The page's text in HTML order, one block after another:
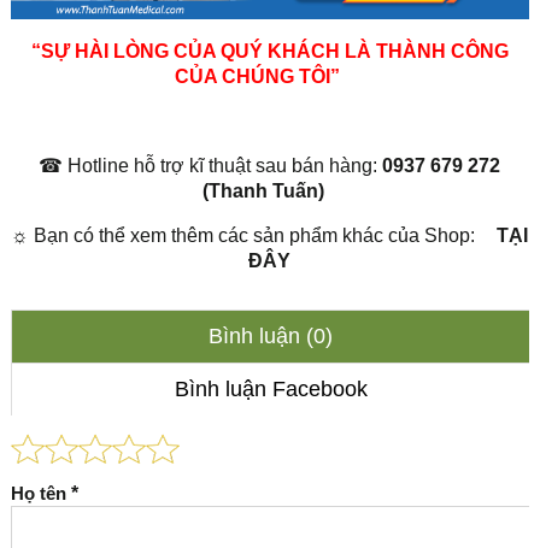
“SỰ HÀI LÒNG CỦA QUÝ KHÁCH LÀ THÀNH CÔNG
CỦA CHÚNG TÔI”
☎ Hotline hỗ trợ kĩ thuật sau bán hàng:0937 679 272
(Thanh Tuấn)
☼ Bạn có thể xem thêm các sản phẩm khác của Shop:
TẠI
ĐÂY
Bình luận (0)
Bình luận Facebook
Họ tên *